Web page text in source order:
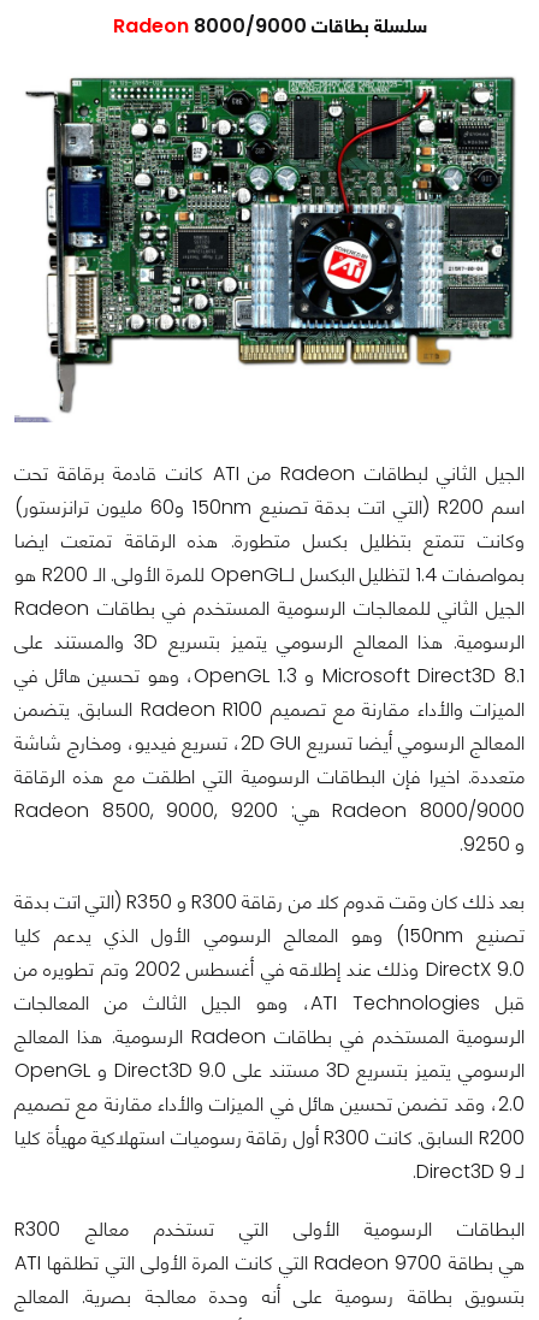
سلسلة بطاقات Radeon8000/9000
الجيل الثاني لبطاقات Radeon من ATI كانت قادمة برقاقة تحت
اسم R200 (التي اتت بدقة تصنيع 150nm و60 مليون ترانزستور)
وكانت تتمتع بتظليل بكسل متطورة. هذه الرقاقة تمتعت ايضا
بمواصفات 1.4 لتظليل البكسل لـOpenGL للمرة الأولى. الـ R200 هو
الجيل الثاني للمعالجات الرسومية المستخدم في بطاقات Radeon
الرسومية. هذا المعالج الرسومي يتميز بتسريع 3D والمستند على
Microsoft Direct3D 8.1 و OpenGL 1.3، وهو تحسين هائل في
الميزات والأداء مقارنة مع تصميم Radeon R100 السابق. يتضمن
المعالج الرسومي أيضا تسريع 2D GUI، تسريع فيديو، ومخارج شاشة
متعددة. اخيرا فإن البطاقات الرسومية التي اطلقت مع هذه الرقاقة
Radeon 8000/9000 هي: Radeon 8500, 9000, 9200
و 9250.
بعد ذلك كان وقت قدوم كلا من رقاقة R300 و R350 (التي اتت بدقة
تصنيع 150nm) وهو المعالج الرسومي الأول
الذي يدعم كليا
DirectX 9.0 وذلك عند إطلاقه
في أغسطس 2002 وتم تطويره من
قبل ATI Technologies، وهو الجيل الثالث من المعالجات
الرسومية المستخدم في بطاقات Radeon الرسومية. هذا المعالج
الرسومي يتميز بتسريع 3D مستند على Direct3D 9.0 و OpenGL
2.0، وقد تضمن تحسين هائل في الميزات والأداء مقارنة مع تصميم
R200 السابق. كانت R300 أول رقاقة رسوميات استهلاكية مهيأة كليا
لـ Direct3D 9.
البطاقات الرسومية الأولى التي تستخدم معالج R300
هي بطاقة Radeon 9700 التي كانت المرة الأولى التي تطلقها ATI
بتسويق بطاقة رسومية على أنه وحدة معالجة بصرية. المعالج